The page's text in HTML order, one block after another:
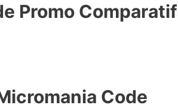
Promo Comparatif
Code